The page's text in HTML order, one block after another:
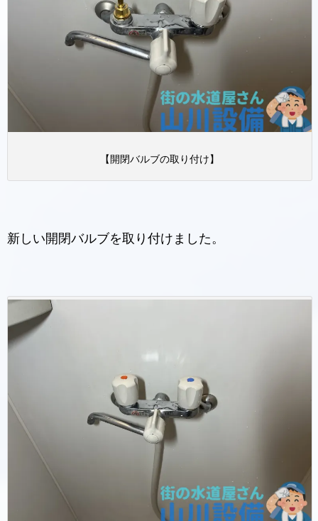
【開閉バルブの取り付け】
新しい開閉バルブを取り付けました。